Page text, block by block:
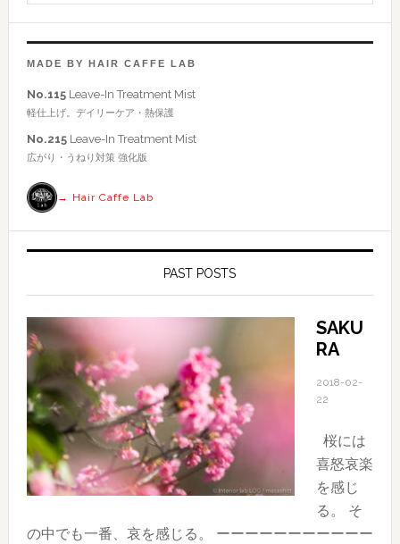
バ
ー
ト
検
す
MADE BY HAIR CAFFE LAB
No.115Leave-In Treatment Mist
軽仕上げ。デイリーケア・熱保護
No.215Leave-In Treatment Mist
広がり・うねり対策 強化版
→ Hair Caffe Lab
PAST POSTS
SAKU
RA
2018-02-
22
桜には
喜怒哀楽
を感じ
る。 そ
の中でも一番、哀を感じる。 ーーーーーーーーーーー